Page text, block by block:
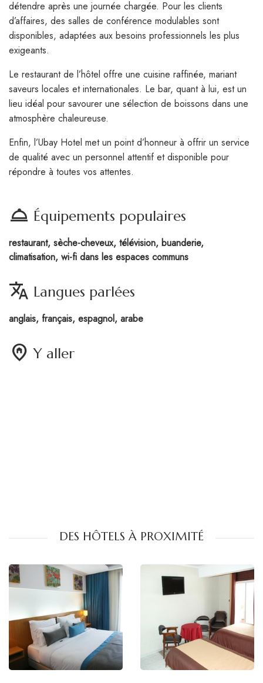
détendre après une journée chargée. Pour les clients
d’affaires, des salles de conférence modulables sont
disponibles, adaptées aux besoins professionnels les plus
exigeants.
Le restaurant de l’hôtel offre une cuisine raffinée, mariant
saveurs locales et internationales. Le bar, quant à lui, est un
lieu idéal pour savourer une sélection de boissons dans une
atmosphère chaleureuse.
Enfin, l’Ubay Hotel met un point d’honneur à offrir un service
de qualité avec un personnel attentif et disponible pour
répondre à toutes vos attentes.
room_service Équipements populaires
restaurant, sèche-cheveux, télévision, buanderie,
climatisation, wi-fi dans les espaces communs
translate Langues parlées
anglais, français, espagnol, arabe
home_pin Y aller
DES HÔTELS À PROXIMITÉ